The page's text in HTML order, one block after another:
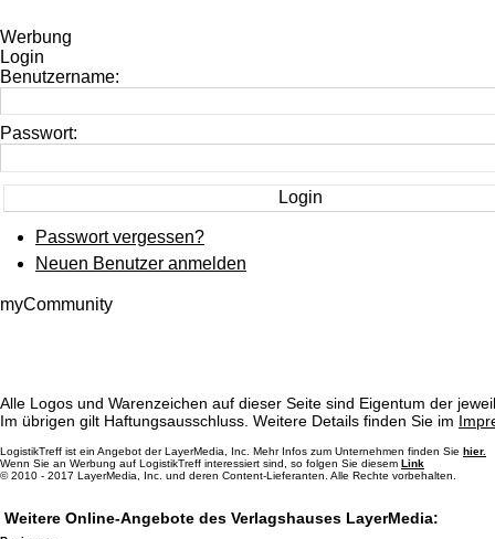
Werbung
Login
Benutzername:
Passwort:
Passwort vergessen?
Neuen Benutzer anmelden
myCommunity
Alle Logos und Warenzeichen auf dieser Seite sind Eigentum der
Im übrigen gilt Haftungsausschluss. Weitere Details finden Sie im
LogistikTreff ist ein Angebot der LayerMedia, Inc. Mehr Infos zum Unternehmen finden Sie hier.
Wenn Sie an Werbung auf LogistikTreff interessiert sind, so folgen Sie diesem Link
© 2010 - 2017 LayerMedia, Inc. und deren Content-Lieferanten. Alle Rechte vorbehalten.
Weitere Online-Angebote des Verlagshauses LayerMedia: